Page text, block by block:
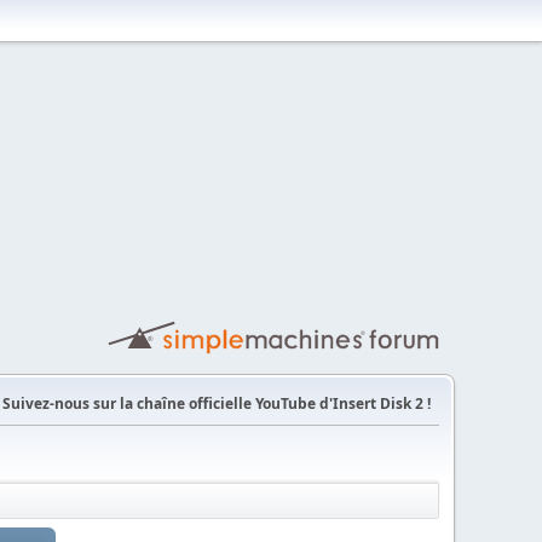
Suivez-nous sur la chaîne officielle YouTube d'Insert Disk 2 !